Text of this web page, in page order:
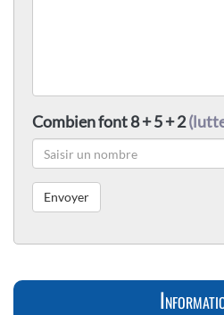
Combien font 8 + 5 + 2